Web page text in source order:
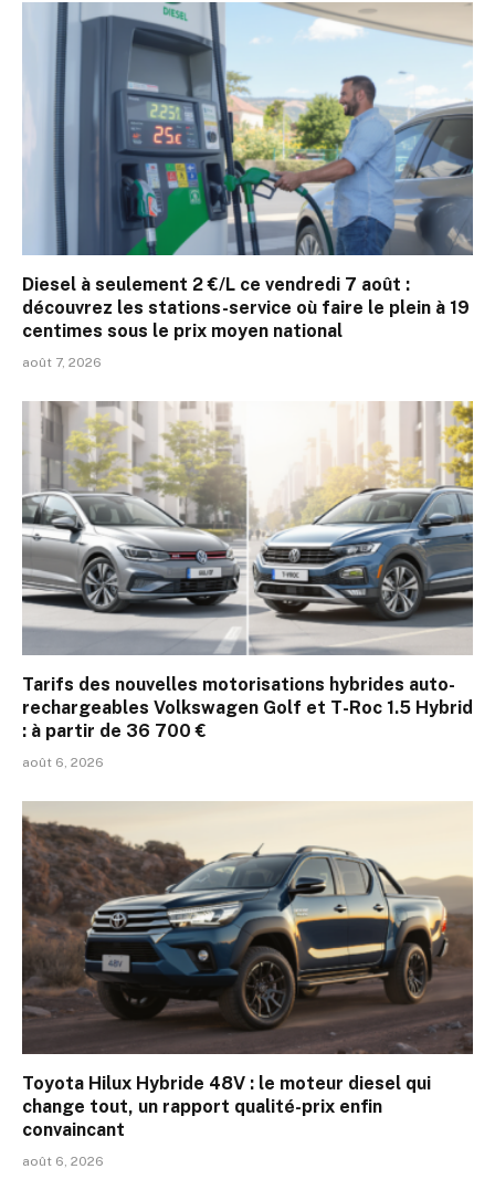
Diesel à seulement 2 €/L ce vendredi 7 août :
découvrez les stations-service où faire le plein à 19
centimes sous le prix moyen national
août 7, 2026
Tarifs des nouvelles motorisations hybrides auto-
rechargeables Volkswagen Golf et T-Roc 1.5 Hybrid
: à partir de 36 700 €
août 6, 2026
Toyota Hilux Hybride 48V : le moteur diesel qui
change tout, un rapport qualité-prix enfin
convaincant
août 6, 2026